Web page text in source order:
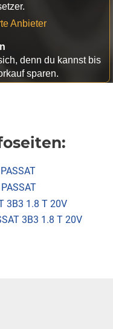
Anbieter
denn du kannst bis
sparen.
3B3 1.8 T 20V
3B3 1.8 T 20V